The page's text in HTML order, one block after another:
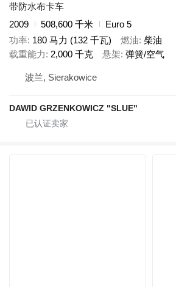
带防水布卡车
2009
508,600 千米
Euro 5
功率 180 马力 (132 千瓦) 燃油 柴油
载重能力 2,000 千克 悬架 弹簧/空气
波兰, Sierakowice
DAWID GRZENKOWICZ "SLUE"